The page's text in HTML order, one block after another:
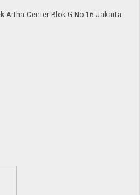
Artha Center Blok G No.16 Jakarta